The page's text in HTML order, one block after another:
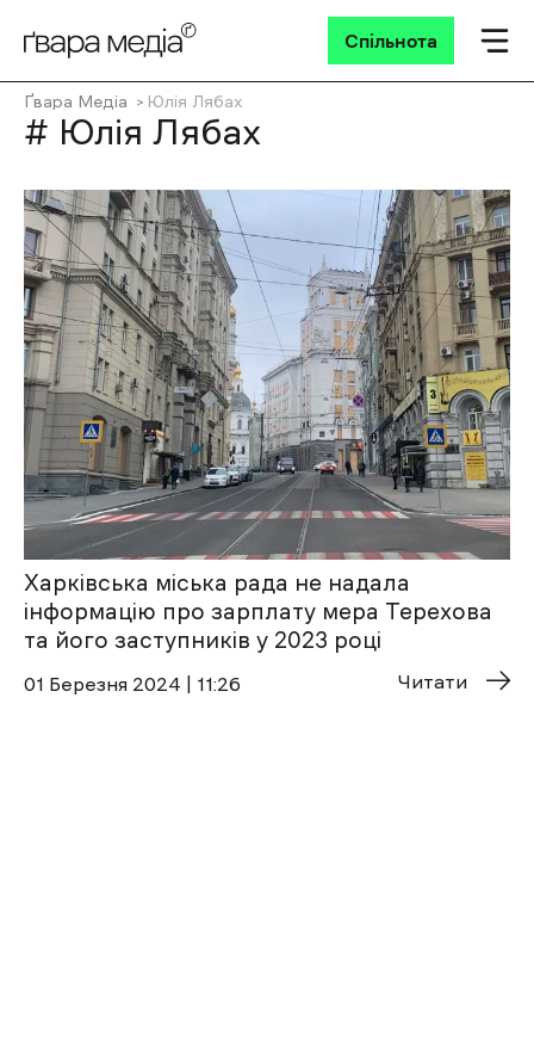
Спільнота
Ґвара Медіа Юлія Лябах
# Юлія Лябах
Харківська міська рада не надала
інформацію про зарплату мера Терехова
та його заступників у 2023 році
01 Березня 2024 | 11:26 Читати